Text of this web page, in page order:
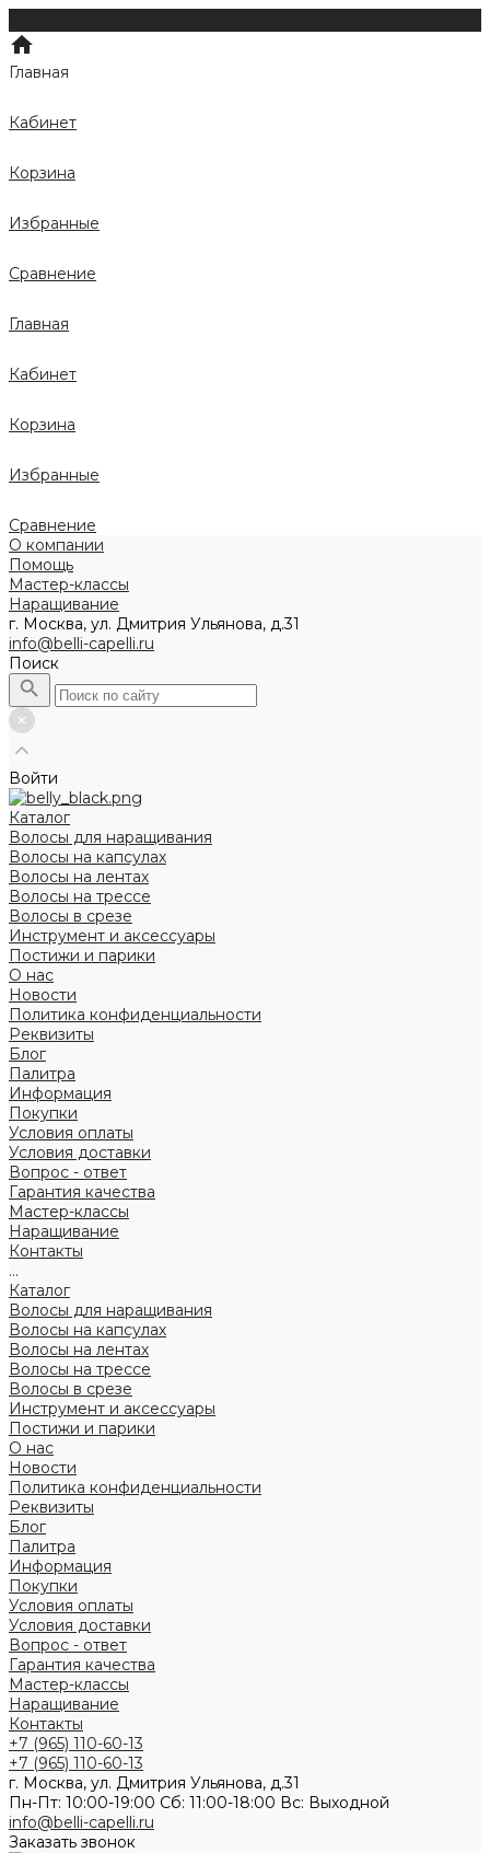
Главная
Кабинет
Корзина
Избранные
Сравнение
Главная
Кабинет
Корзина
Избранные
Сравнение
О компании
Помощь
Мастер-классы
Наращивание
г. Москва, ул. Дмитрия Ульянова, д.31
info@belli-capelli.ru
Поиск
Войти
Каталог
Волосы для наращивания
Волосы на капсулах
Волосы на лентах
Волосы на трессе
Волосы в срезе
Инструмент и аксессуары
Постижи и парики
О нас
Новости
Политика конфиденциальности
Реквизиты
Блог
Палитра
Информация
Покупки
Условия оплаты
Условия доставки
Вопрос - ответ
Гарантия качества
Мастер-классы
Наращивание
Контакты
...
Каталог
Волосы для наращивания
Волосы на капсулах
Волосы на лентах
Волосы на трессе
Волосы в срезе
Инструмент и аксессуары
Постижи и парики
О нас
Новости
Политика конфиденциальности
Реквизиты
Блог
Палитра
Информация
Покупки
Условия оплаты
Условия доставки
Вопрос - ответ
Гарантия качества
Мастер-классы
Наращивание
Контакты
+7 (965) 110-60-13
+7 (965) 110-60-13
г. Москва, ул. Дмитрия Ульянова, д.31
Пн-Пт: 10:00-19:00 Cб: 11:00-18:00 Вс: Выходной
info@belli-capelli.ru
Заказать звонок